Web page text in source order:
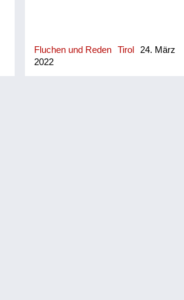
Fluchen und Reden Tirol
24. März
2022